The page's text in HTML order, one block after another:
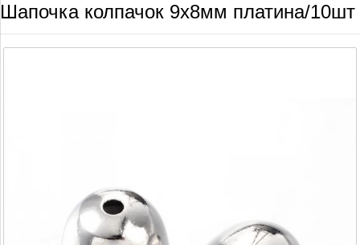
Шапочка колпачок 9х8мм платина/10шт